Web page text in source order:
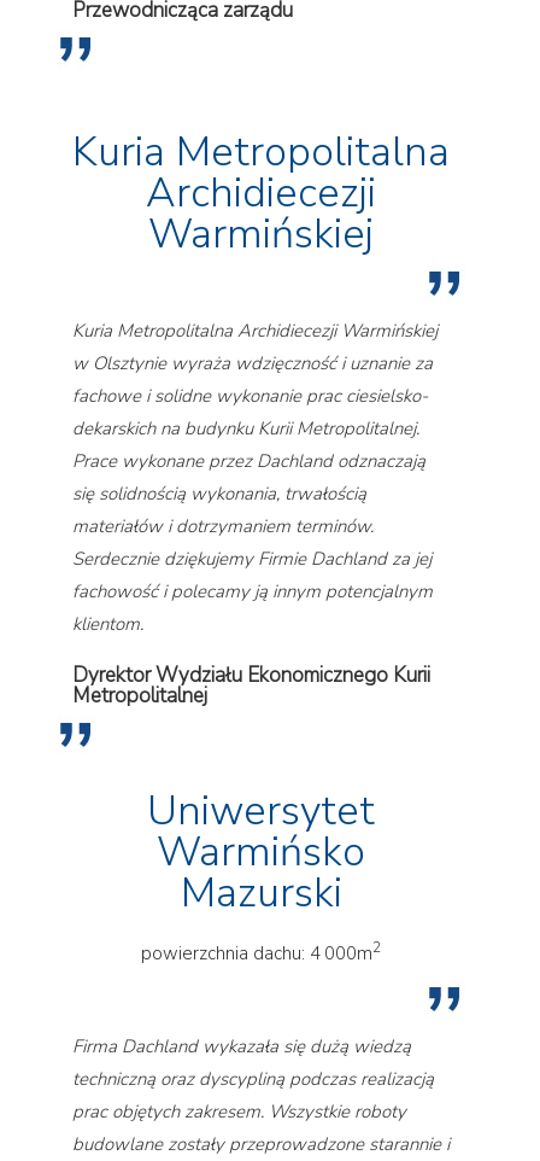
Przewodnicząca zarządu
Kuria Metropolitalna
Archidiecezji
Warmińskiej
Kuria Metropolitalna Archidiecezji Warmińskiej
w Olsztynie wyraża wdzięczność i uznanie za
fachowe i solidne wykonanie prac ciesielsko-
dekarskich na budynku Kurii Metropolitalnej.
Prace wykonane przez Dachland odznaczają
się solidnością wykonania, trwałością
materiałów i dotrzymaniem terminów.
Serdecznie dziękujemy Firmie Dachland za jej
fachowość i polecamy ją innym potencjalnym
klientom.
Dyrektor Wydziału Ekonomicznego Kurii
Metropolitalnej
Uniwersytet
Warmińsko
Mazurski
powierzchnia dachu: 4 000m2
Firma Dachland wykazała się dużą wiedzą
techniczną oraz dyscypliną podczas realizacją
prac objętych zakresem. Wszystkie roboty
budowlane zostały przeprowadzone starannie i